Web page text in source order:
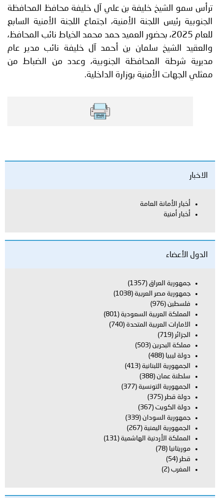
ترأس سمو الشيخ خليفة بن علي آل خليفة محافظ المحافظة
الجنوبية رئيس اللجنة الأمنية، اجتماع اللجنة الأمنية السابع
للعام 2025، بحضور العميد حمد محمد الخياط نائب المحافظ،
والعقيد الشيخ سلمان بن أحمد آل خليفة نائب مدير عام
مديرية شرطة المحافظة الجنوبية، وعدد من الضباط من
ممثلي الجهات الأمنية بوزارة الداخلية.
الاخبار
أخبار الأمانة العامة
أخبار أمنية
الدول الأعضاء
جمهورية العراق (1357)
جمهورية مصر العربية (1038)
فلسطين (976)
المملكة العربية السعودية (801)
الامارات العربية المتحدة (740)
الجزائر (719)
مملكة البحرين (503)
دولة ليبيا (488)
الجمهورية اللبنانية (413)
سلطنة عمان (388)
الجمهورية التونسية (377)
دولة قطر (375)
دولة الكويت (367)
جمهورية السودان (339)
الجمهورية اليمنية (267)
المملكة الأردنية الهاشمية (131)
موريتانيا (78)
قطر (54)
المغرب (2)